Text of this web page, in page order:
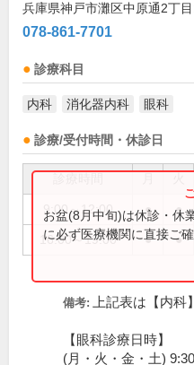
兵庫県神戸市灘区中原通2丁
078-861-7701
診療科目
内科 消化器内科 眼科
診療/受付時間・休診日
9:00～12:00 ● ●
16:00～19:00 ● ●
お盆(8月中旬)は休診・休
に必ず医療機関に直接ご確
備考: 上記表は【内
【眼科診療日時】
(月・火・金・土)